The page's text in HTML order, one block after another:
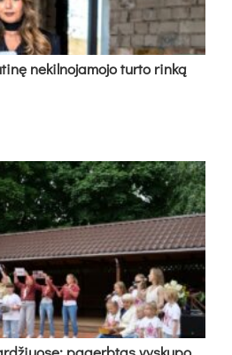
nekilnojamojo turto rinką